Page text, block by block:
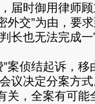
届时御用律师
外交”为由，要
长也无法完成
侦结起诉，移
议决定分案方
关，全案有可